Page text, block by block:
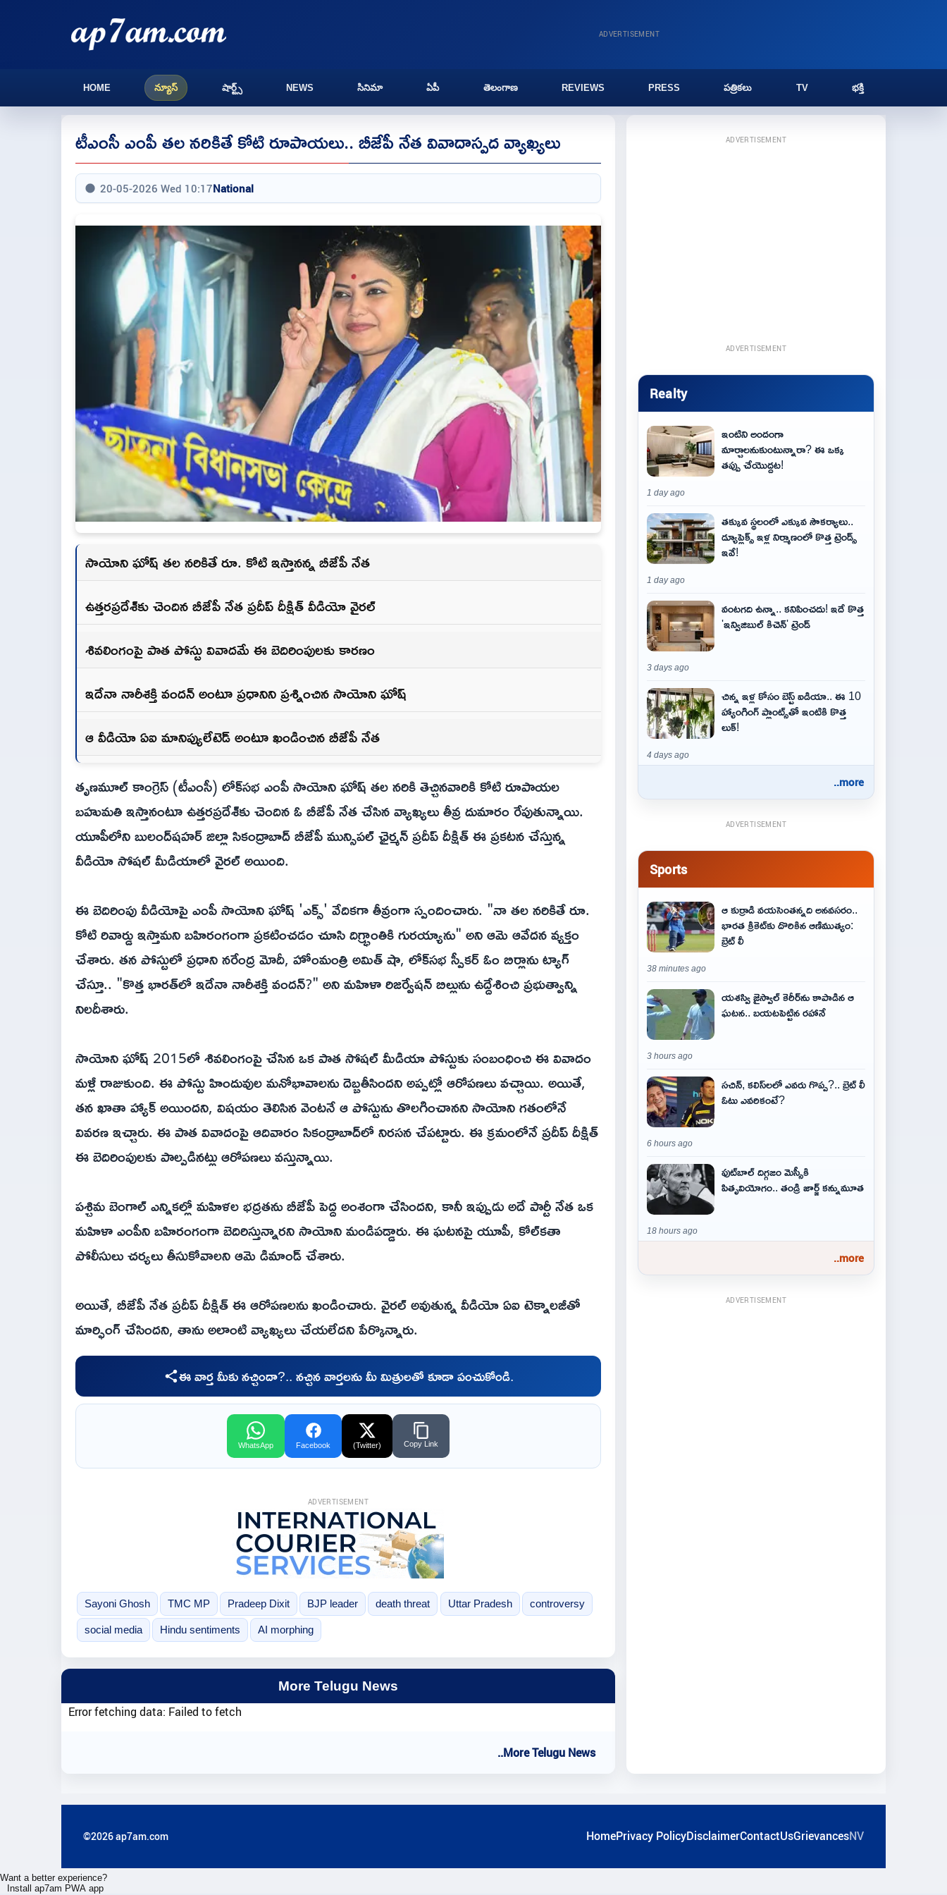
ADVERTISEMENT
HOME న్యూస్ షార్ట్స్ NEWS సినిమా ఏపీ తెలంగాణ REVIEWS PRESS పత్రికలు TV భక్తి
టీఎంసీ ఎంపీ తల నరికితే కోటి రూపాయలు.. బీజేపీ నేత వివాదాస్పద వ్యాఖ్యలు
20-05-2026 Wed 10:17National
సాయోని ఘోష్ తల నరికితే రూ. కోటి ఇస్తానన్న బీజేపీ నేత
ఉత్తరప్రదేశ్‌కు చెందిన బీజేపీ నేత ప్రదీప్ దీక్షిత్ వీడియో వైరల్
శివలింగంపై పాత పోస్టు వివాదమే ఈ బెదిరింపులకు కారణం
ఇదేనా నారీశక్తి వందన్ అంటూ ప్రధానిని ప్రశ్నించిన సాయోని ఘోష్
ఆ వీడియో ఏఐ మానిప్యులేటెడ్ అంటూ ఖండించిన బీజేపీ నేత
తృణమూల్ కాంగ్రెస్ (టీఎంసీ) లోక్‌సభ ఎంపీ సాయోని ఘోష్ తల నరికి తెచ్చినవారికి కోటి రూపాయల
బహుమతి ఇస్తానంటూ ఉత్తరప్రదేశ్‌కు చెందిన ఓ బీజేపీ నేత చేసిన వ్యాఖ్యలు తీవ్ర దుమారం రేపుతున్నాయి.
యూపీలోని బులంద్‌షహర్‌ జిల్లా సికంద్రాబాద్ బీజేపీ మున్సిపల్ ఛైర్మన్ ప్రదీప్ దీక్షిత్ ఈ ప్రకటన చేస్తున్న
వీడియో సోషల్ మీడియాలో వైరల్ అయింది.
ఈ బెదిరింపు వీడియోపై ఎంపీ సాయోని ఘోష్ 'ఎక్స్' వేదికగా తీవ్రంగా స్పందించారు. "నా తల నరికితే రూ.
కోటి రివార్డు ఇస్తామని బహిరంగంగా ప్రకటించడం చూసి దిగ్భ్రాంతికి గురయ్యాను" అని ఆమె ఆవేదన వ్యక్తం
చేశారు. తన పోస్టులో ప్రధాని నరేంద్ర మోదీ, హోంమంత్రి అమిత్ షా, లోక్‌సభ స్పీకర్ ఓం బిర్లాను ట్యాగ్
చేస్తూ.. "కొత్త భారత్‌లో ఇదేనా నారీశక్తి వందన్?" అని మహిళా రిజర్వేషన్ బిల్లును ఉద్దేశించి ప్రభుత్వాన్ని
నిలదీశారు.
సాయోని ఘోష్ 2015లో శివలింగంపై చేసిన ఒక పాత సోషల్ మీడియా పోస్టుకు సంబంధించి ఈ వివాదం
మళ్లీ రాజుకుంది. ఈ పోస్టు హిందువుల మనోభావాలను దెబ్బతీసిందని అప్పట్లో ఆరోపణలు వచ్చాయి. అయితే,
తన ఖాతా హ్యాక్ అయిందని, విషయం తెలిసిన వెంటనే ఆ పోస్టును తొలగించానని సాయోని గతంలోనే
వివరణ ఇచ్చారు. ఈ పాత వివాదంపై ఆదివారం సికంద్రాబాద్‌లో నిరసన చేపట్టారు. ఈ క్రమంలోనే ప్రదీప్ దీక్షిత్
ఈ బెదిరింపులకు పాల్పడినట్లు ఆరోపణలు వస్తున్నాయి.
పశ్చిమ బెంగాల్ ఎన్నికల్లో మహిళల భద్రతను బీజేపీ పెద్ద అంశంగా చేసిందని, కానీ ఇప్పుడు అదే పార్టీ నేత ఒక
మహిళా ఎంపీని బహిరంగంగా బెదిరిస్తున్నారని సాయోని మండిపడ్డారు. ఈ ఘటనపై యూపీ, కోల్‌కతా
పోలీసులు చర్యలు తీసుకోవాలని ఆమె డిమాండ్ చేశారు.
అయితే, బీజేపీ నేత ప్రదీప్ దీక్షిత్ ఈ ఆరోపణలను ఖండించారు. వైరల్ అవుతున్న వీడియో ఏఐ టెక్నాలజీతో
మార్ఫింగ్ చేసిందని, తాను అలాంటి వ్యాఖ్యలు చేయలేదని పేర్కొన్నారు.
ఈ వార్త మీకు నచ్చిందా?.. నచ్చిన వార్తలను మీ మిత్రులతో కూడా పంచుకోండి.
WhatsApp Facebook (Twitter) Copy Link
ADVERTISEMENT
Sayoni Ghosh TMC MP Pradeep Dixit BJP leader death threat Uttar Pradesh controversy
social media Hindu sentiments AI morphing
More Telugu News
Error fetching data: Failed to fetch
..More Telugu News
ADVERTISEMENT
ADVERTISEMENT
Realty
ఇంటిని అందంగా
మార్చాలనుకుంటున్నారా? ఈ ఒక్క
తప్పు చేయొద్దట!
1 day ago
తక్కువ స్థలంలో ఎక్కువ సౌకర్యాలు..
డ్యూప్లెక్స్ ఇళ్ల నిర్మాణంలో కొత్త ట్రెండ్స్
ఇవే!
1 day ago
వంటగది ఉన్నా.. కనిపించదు! ఇదే కొత్త
'ఇన్విజిబుల్ కిచెన్' ట్రెండ్
3 days ago
చిన్న ఇళ్ల కోసం బెస్ట్ ఐడియా.. ఈ 10
హ్యాంగింగ్ ప్లాంట్స్‌తో ఇంటికి కొత్త
లుక్!
4 days ago
..more
ADVERTISEMENT
Sports
ఆ కుర్రాడి వయసెంతన్నది అనవసరం..
భారత క్రికెట్‌కు దొరికిన ఆణిముత్యం:
బ్రెట్ లీ
38 minutes ago
యశస్వి జైస్వాల్ కెరీర్‌ను కాపాడిన ఆ
ఘటన.. బయటపెట్టిన రహానే
3 hours ago
సచిన్, కలిస్‌లలో ఎవరు గొప్ప?.. బ్రెట్ లీ
ఓటు ఎవరికంటే?
6 hours ago
ఫుట్‌బాల్ దిగ్గజం మెస్సీకి
పితృవియోగం.. తండ్రి జార్జ్ కన్నుమూత
18 hours ago
..more
ADVERTISEMENT
©2026 ap7am.com HomePrivacy PolicyDisclaimerContactUsGrievancesNV
Want a better experience?
Install ap7am PWA app